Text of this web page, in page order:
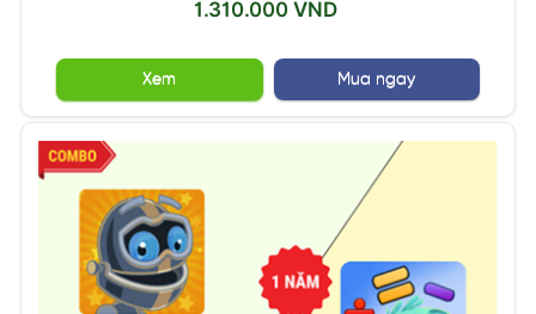
1.310.000 VND
Xem Mua ngay